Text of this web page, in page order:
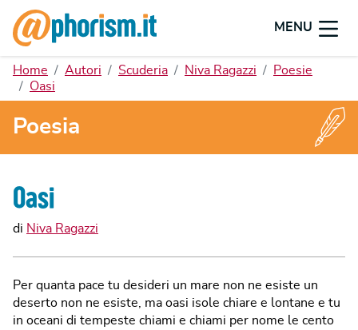
MENU
Home Autori Scuderia Niva Ragazzi
Poesie
Oasi
Poesia
Oasi
di Niva Ragazzi
Per quanta pace tu desideri un mare non ne esiste un
deserto non ne esiste, ma oasi isole chiare e lontane e tu
in oceani di tempeste chiami e chiami per nome le cento